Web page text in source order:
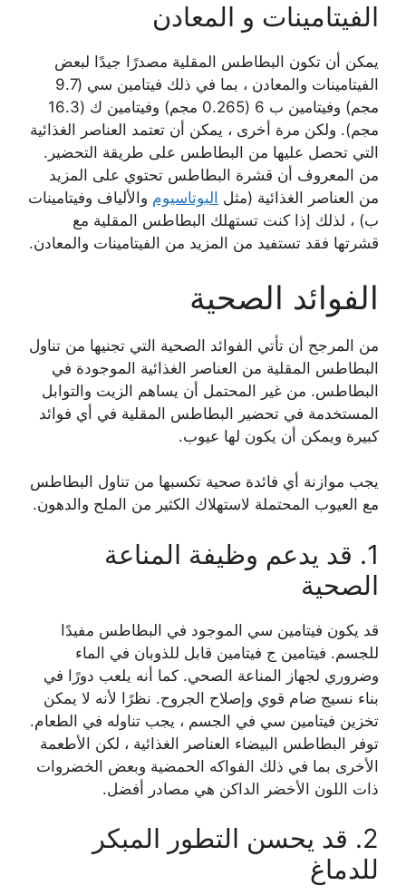
الفيتامينات و المعادن
يمكن أن تكون البطاطس المقلية مصدرًا جيدًا لبعض
الفيتامينات والمعادن ، بما في ذلك فيتامين سي (9.7
مجم) وفيتامين ب 6 (0.265 مجم) وفيتامين ك (16.3
مجم). ولكن مرة أخرى ، يمكن أن تعتمد العناصر الغذائية
التي تحصل عليها من البطاطس على طريقة التحضير.
من المعروف أن قشرة البطاطس تحتوي على المزيد
من العناصر الغذائية (مثل البوتاسيوم والألياف وفيتامينات
ب) ، لذلك إذا كنت تستهلك البطاطس المقلية مع
قشرتها فقد تستفيد من المزيد من الفيتامينات والمعادن.
الفوائد الصحية
من المرجح أن تأتي الفوائد الصحية التي تجنيها من تناول
البطاطس المقلية من العناصر الغذائية الموجودة في
البطاطس. من غير المحتمل أن يساهم الزيت والتوابل
المستخدمة في تحضير البطاطس المقلية في أي فوائد
كبيرة ويمكن أن يكون لها عيوب.
يجب موازنة أي فائدة صحية تكسبها من تناول البطاطس
مع العيوب المحتملة لاستهلاك الكثير من الملح والدهون.
1. قد يدعم وظيفة المناعة
الصحية
قد يكون فيتامين سي الموجود في البطاطس مفيدًا
للجسم. فيتامين ج فيتامين قابل للذوبان في الماء
وضروري لجهاز المناعة الصحي. كما أنه يلعب دورًا في
بناء نسيج ضام قوي وإصلاح الجروح. نظرًا لأنه لا يمكن
تخزين فيتامين سي في الجسم ، يجب تناوله في الطعام.
توفر البطاطس البيضاء العناصر الغذائية ، لكن الأطعمة
الأخرى بما في ذلك الفواكه الحمضية وبعض الخضروات
ذات اللون الأخضر الداكن هي مصادر أفضل.
2. قد يحسن التطور المبكر
للدماغ